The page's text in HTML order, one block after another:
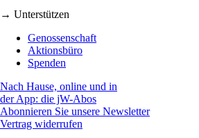
→ Unterstützen
Genossenschaft
Aktionsbüro
Spenden
Nach Hause, online und in
der App: die jW-Abos
Abonnieren Sie unsere Newsletter
Vertrag widerrufen